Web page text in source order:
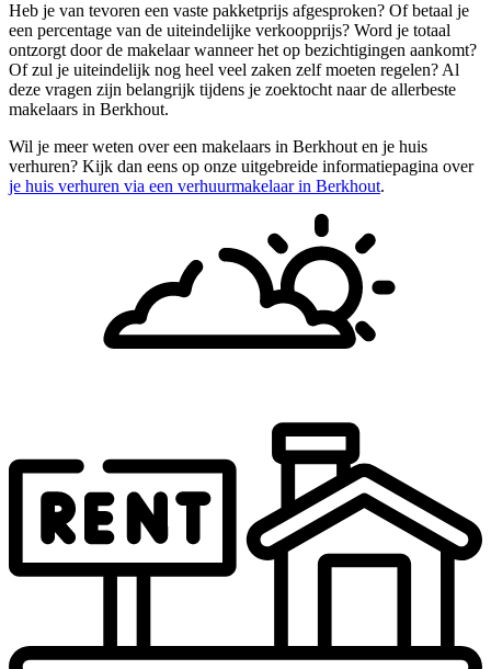
Heb je van tevoren een vaste pakketprijs afgesproken? Of betaal je
een percentage van de uiteindelijke verkoopprijs? Word je totaal
ontzorgt door de makelaar wanneer het op bezichtigingen aankomt?
Of zul je uiteindelijk nog heel veel zaken zelf moeten regelen? Al
deze vragen zijn belangrijk tijdens je zoektocht naar de allerbeste
makelaars in Berkhout.
Wil je meer weten over een makelaars in Berkhout en je huis
verhuren? Kijk dan eens op onze uitgebreide informatiepagina over
je huis verhuren via een verhuurmakelaar in Berkhout.